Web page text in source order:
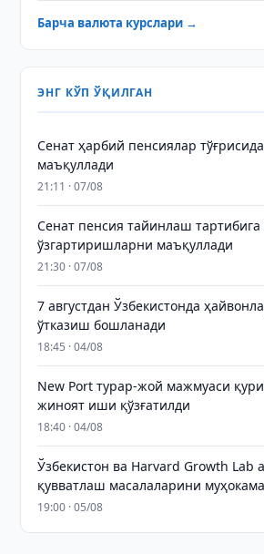
Барча валюта курслари →
ЭНГ КЎП ЎҚИЛГАН
Сенат ҳарбий пенсиялар
маъқуллади
21:11 · 07/08
Сенат пенсия тайинлаш тартибига
ўзгартиришларни маъқуллади
21:30 · 07/08
7 августдан Ўзбекистонда
ўтказиш бошланади
18:45 · 04/08
New Port турар-жой мажмуаси
жиноят иши қўзғатилди
18:40 · 04/08
Ўзбекистон ва Harvard Growth Lab
қувватлаш масалаларини
19:00 · 05/08